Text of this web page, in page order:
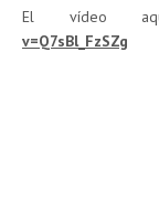
El vídeo
v=Q7sBl_FzSZg